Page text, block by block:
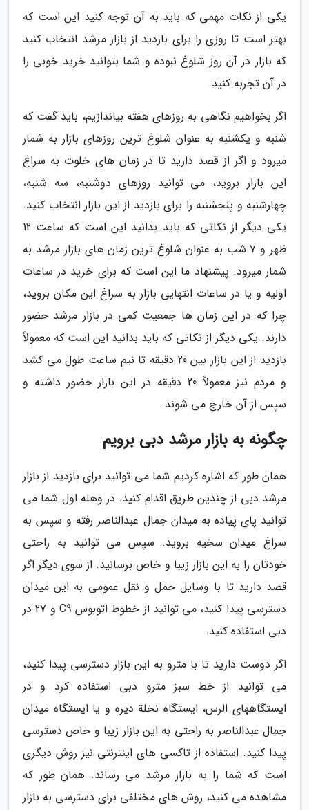
یکی از نکات مهمی که باید به آن توجه کنید این است که
بهتر است تا روزی را برای بازدید از بازار مرشد انتخاب کنید
که بازار در آن روز شلوغ نبوده و شما بتوانید خرید خوبی را
در آن تجربه کنید.
اگر بخواهیم نگاهی به روزهای هفته بیاندازیم، باید گفت که
شنبه و یکشنبه به عنوان شلوغ ترین روزهای بازار به شمار
میرود و اگر از قصد دارید تا در زمان های خلوت به سراغ
این بازار بروید، می توانید روزهای دوشنبه، سه شنبه،
چهارشنبه و پنجشنبه را برای بازدید از این بازار انتخاب کنید.
یکی دیگر از نکاتی که باید بدانید این است که ساعت 12
ظهر و 7 شب به عنوان شلوغ ترین زمان های بازار مرشد به
شمار میرود. پیشنهاد ما این است که برای خرید در ساعات
اولیه و یا در ساعات انتهایی بازار به سراغ این مکان بروید،
چرا که در این زمان ها جمعیت کمی در بازار مرشد حضور
دارند. یکی دیگر از نکاتی که باید بدانید این است که معمولاً
بازدید از این بازار بین 20 دقیقه تا نیم ساعت طول می کشد
و مردم نیز معمولاً 20 دقیقه در این بازار حضور داشته و
سپس از آن خارج می شوند.
چگونه به بازار مرشد دبی برویم
همان طور که اشاره کردیم شما می توانید برای بازدید از بازار
مرشد دبی از چندین طریق اقدام کنید. در وهله اول شما می
توانید پای پیاده به میدان جمال عبدالناصر رفته و سپس به
سراغ میدان سخیه بروید. سپس می توانید به راحتی
خودتان را به این بازار زیبا و خاص برسانید. از سوی دیگر اگر
قصد دارید تا با وسایل حمل و نقل عمومی به این میدان
دسترسی پیدا کنید، می توانید از خطوط اتوبوس C9 و 27 در
دبی استفاده کنید.
اگر دوست دارید تا با مترو به این بازار دسترسی پیدا کنید،
می توانید از خط سبز مترو دبی استفاده کرد و در
ایستگاههای الرس، ایستگاه نخلة دیره و یا ایستگاه میدان
جمال عبدالناصر به راحتی به این بازار زیبا و خاص دسترسی
پیدا کنید. استفاده از تاکسی های اینترنتی نیز روش دیگری
است که شما را به بازار مرشد می رساند. همان طور که
مشاهده می کنید، روش های مختلفی برای دسترسی به بازار